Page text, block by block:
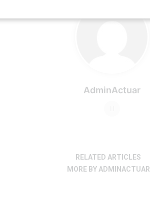
AdminActuar
RELATED ARTICLES
MORE BY ADMINACTUAR